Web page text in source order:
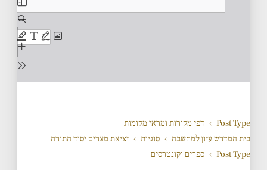
Post Type
› דפי מקורות ומראי מקומות
בית המדרש עיון למחשבה › סוגיות › יציאת מצרים יסוד התורה
Post Type
› ספרים וקונטרסים